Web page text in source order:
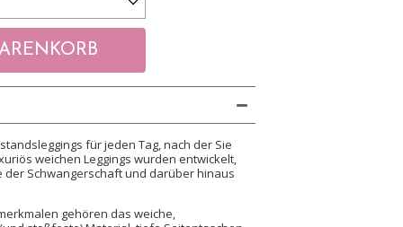
für jeden Tag, nach der Sie
weichen Leggings wurden entwickelt,
der Schwangerschaft und darüber hinaus
gehören das weiche,